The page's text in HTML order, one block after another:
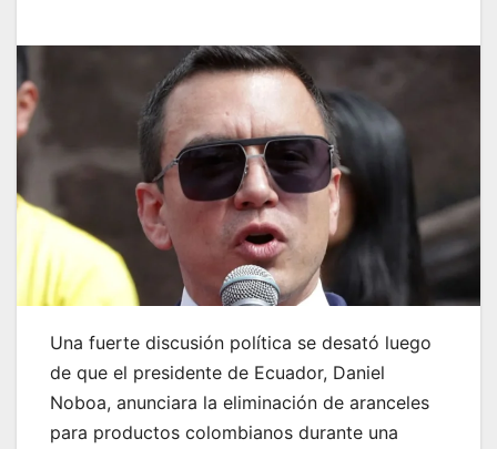
Una fuerte discusión política se desató luego
de que el presidente de Ecuador, Daniel
Noboa, anunciara la eliminación de aranceles
para productos colombianos durante una